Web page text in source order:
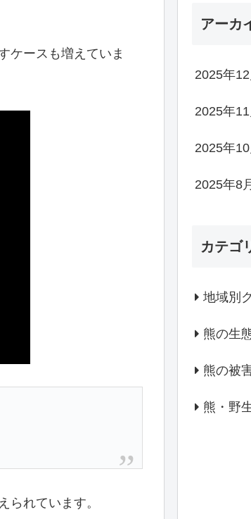
ケースも増えていま
られています。
アーカ
2025年12
2025年11
2025年10
2025年8
カテゴ
地域別
熊の生
熊の被
熊・野